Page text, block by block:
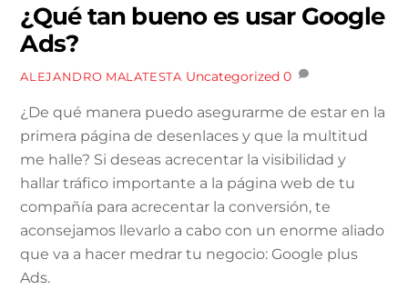
¿Qué tan bueno es usar Google
Ads?
ALEJANDRO MALATESTA Uncategorized 0
¿De qué manera puedo asegurarme de estar en la
primera página de desenlaces y que la multitud
me halle? Si deseas acrecentar la visibilidad y
hallar tráfico importante a la página web de tu
compañía para acrecentar la conversión, te
aconsejamos llevarlo a cabo con un enorme aliado
que va a hacer medrar tu negocio: Google plus
Ads.